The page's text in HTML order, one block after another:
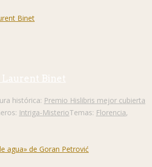
Laurent Binet
histórica: Premio Hislibris mejor cubierta
Intriga-MisterioTemas: Florencia,